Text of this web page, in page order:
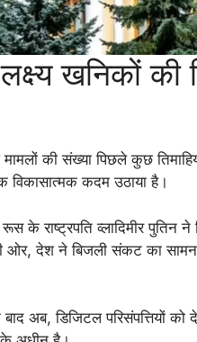
खनिकों की
की संख्या पिछले कुछ
विकासात्मक कदम उठाया है।
के राष्ट्रपति व्लादिमीर
ओर, देश ने बिजली संकट का
अब, डिजिटल परिसंपत्तियों को